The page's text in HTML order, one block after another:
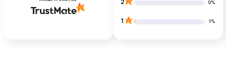
2 0%
1 1%